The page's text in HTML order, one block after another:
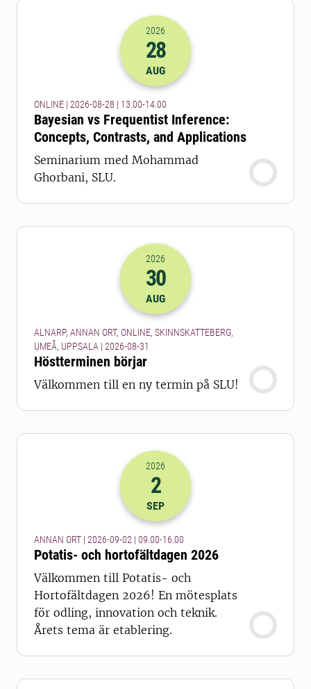
2026-28-08 11:00
2026
28
AUG
ONLINE | 2026-08-28 | 13.00-14.00
Bayesian vs Frequentist Inference:
Concepts, Contrasts, and Applications
Seminarium med Mohammad
Ghorbani, SLU.
2026-30-08 22:00
2026
30
AUG
ALNARP, ANNAN ORT, ONLINE, SKINNSKATTEBERG,
UMEÅ, UPPSALA | 2026-08-31
Höstterminen börjar
Välkommen till en ny termin på SLU!
2026-02-09 07:00
2026
2
SEP
ANNAN ORT | 2026-09-02 | 09.00-16.00
Potatis- och hortofältdagen 2026
Välkommen till Potatis- och
Hortofältdagen 2026! En mötesplats
för odling, innovation och teknik.
Årets tema är etablering.